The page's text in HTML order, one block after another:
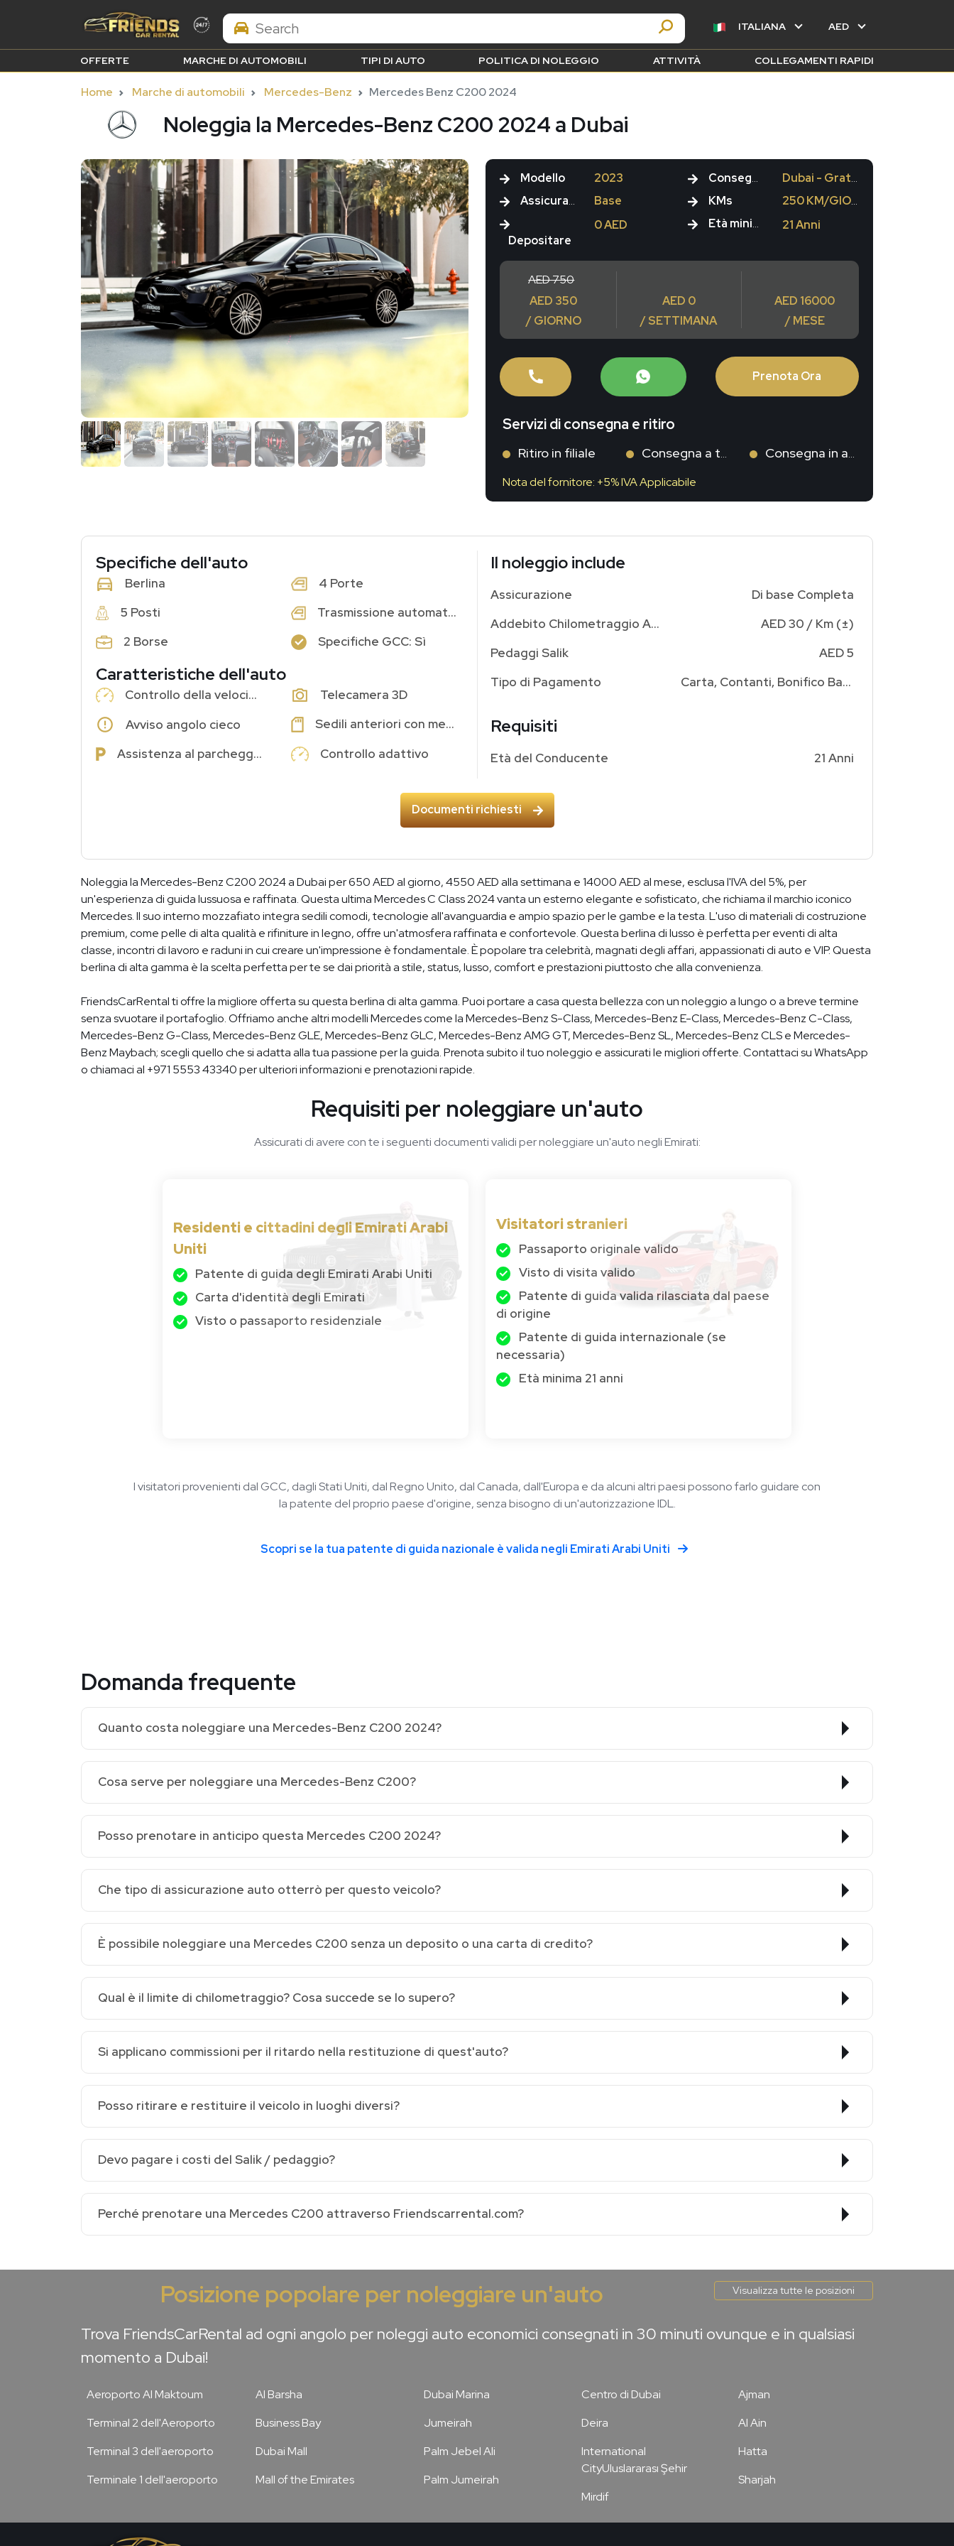
Search Brands ITALIANA AED
OFFERTE MARCHE DI AUTOMOBILI TIPI DI AUTO POLITICA DI NOLEGGIO ATTIVITÀ COLLEGAMENTI RAPIDI
Home Marche di automobili Mercedes-Benz Mercedes Benz C200 2024
Noleggia la Mercedes-Benz C200 2024 a Dubai
Modello
Assicurazione
Depositare
2023
Base
0 AED
Consegna
KMs
Età minima
Dubai - Gratuito
250 KM/GIORNO
21 Anni
AED 750
AED 350
/ GIORNO
AED 0
/ SETTIMANA
AED 16000
/ MESE
Prenota Ora
Servizi di consegna e ritiro
Ritiro in filiale Consegna a te Consegna in aeroporto
Nota del fornitore: +5% IVA Applicabile
Specifiche dell'auto
Berlina
4 Porte
5 Posti
Trasmissione automatica
2 Borse
Specifiche GCC: Sì
Caratteristiche dell'auto
Controllo della velocità di crociera
Telecamera 3D
Avviso angolo cieco
Sedili anteriori con memoria
Assistenza al parcheggio
Controllo adattivo
Il noleggio include
Assicurazione
Addebito Chilometraggio Aggiuntivo
Pedaggi Salik
Tipo di Pagamento
Di base Completa
AED 30 / Km (±)
AED 5
Carta, Contanti, Bonifico Bancario
Requisiti
Età del Conducente 21 Anni
Documenti richiesti
Noleggia la Mercedes-Benz C200 2024 a Dubai per 650 AED al giorno, 4550 AED alla settimana e 14000 AED al mese, esclusa l'IVA del 5%, per
un'esperienza di guida lussuosa e raffinata. Questa ultima Mercedes C Class 2024 vanta un esterno elegante e sofisticato, che richiama il marchio iconico
Mercedes. Il suo interno mozzafiato integra sedili comodi, tecnologie all'avanguardia e ampio spazio per le gambe e la testa. L'uso di materiali di costruzione
premium, come pelle di alta qualità e rifiniture in legno, offre un'atmosfera raffinata e confortevole. Questa berlina di lusso è perfetta per eventi di alta
classe, incontri di lavoro e raduni in cui creare un'impressione è fondamentale. È popolare tra celebrità, magnati degli affari, appassionati di auto e VIP. Questa
berlina di alta gamma è la scelta perfetta per te se dai priorità a stile, status, lusso, comfort e prestazioni piuttosto che alla convenienza.
FriendsCarRental ti offre la migliore offerta su questa berlina di alta gamma. Puoi portare a casa questa bellezza con un noleggio a lungo o a breve termine
senza svuotare il portafoglio. Offriamo anche altri modelli Mercedes come la Mercedes-Benz S-Class, Mercedes-Benz E-Class, Mercedes-Benz C-Class,
Mercedes-Benz G-Class, Mercedes-Benz GLE, Mercedes-Benz GLC, Mercedes-Benz AMG GT, Mercedes-Benz SL, Mercedes-Benz CLS e Mercedes-
Benz Maybach; scegli quello che si adatta alla tua passione per la guida. Prenota subito il tuo noleggio e assicurati le migliori offerte. Contattaci su WhatsApp
o chiamaci al +971 5553 43340 per ulteriori informazioni e prenotazioni rapide.
Requisiti per noleggiare un'auto
Assicurati di avere con te i seguenti documenti validi per noleggiare un'auto negli Emirati:
Residenti e cittadini degli Emirati Arabi
Uniti
Patente di guida degli Emirati Arabi Uniti
Carta d'identità degli Emirati
Visto o passaporto residenziale
Visitatori stranieri
Passaporto originale valido
Visto di visita valido
Patente di guida valida rilasciata dal paese
di origine
Patente di guida internazionale (se
necessaria)
Età minima 21 anni
I visitatori provenienti dal GCC, dagli Stati Uniti, dal Regno Unito, dal Canada, dall'Europa e da alcuni altri paesi possono farlo guidare con
la patente del proprio paese d'origine, senza bisogno di un'autorizzazione IDL.
Scopri se la tua patente di guida nazionale è valida negli Emirati Arabi Uniti
Domanda frequente
Quanto costa noleggiare una Mercedes-Benz C200 2024?
Cosa serve per noleggiare una Mercedes-Benz C200?
Posso prenotare in anticipo questa Mercedes C200 2024?
Che tipo di assicurazione auto otterrò per questo veicolo?
È possibile noleggiare una Mercedes C200 senza un deposito o una carta di credito?
Qual è il limite di chilometraggio? Cosa succede se lo supero?
Si applicano commissioni per il ritardo nella restituzione di quest'auto?
Posso ritirare e restituire il veicolo in luoghi diversi?
Devo pagare i costi del Salik / pedaggio?
Perché prenotare una Mercedes C200 attraverso Friendscarrental.com?
Posizione popolare per noleggiare un'auto Visualizza tutte le posizioni
Trova FriendsCarRental ad ogni angolo per noleggi auto economici consegnati in 30 minuti ovunque e in qualsiasi
momento a Dubai!
Aeroporto Al Maktoum
Terminal 2 dell'Aeroporto
Terminal 3 dell'aeroporto
Terminale 1 dell'aeroporto
Al Barsha
Business Bay
Dubai Mall
Mall of the Emirates
Dubai Marina
Jumeirah
Palm Jebel Ali
Palm Jumeirah
Centro di Dubai
Deira
International
CityUluslararası Şehir
Mirdif
Ajman
Al Ain
Hatta
Sharjah